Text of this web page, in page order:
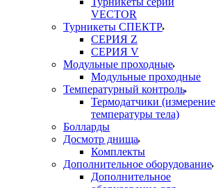
VECTOR
Турникеты СПЕКТР
СЕРИЯ Z
СЕРИЯ V
Модульные проходные
Модульные проходные
Температурный контроль
Термодатчики (измерение
температуры тела)
Болларды
Досмотр днища
Комплекты
Дополнительное оборудование
Дополнительное